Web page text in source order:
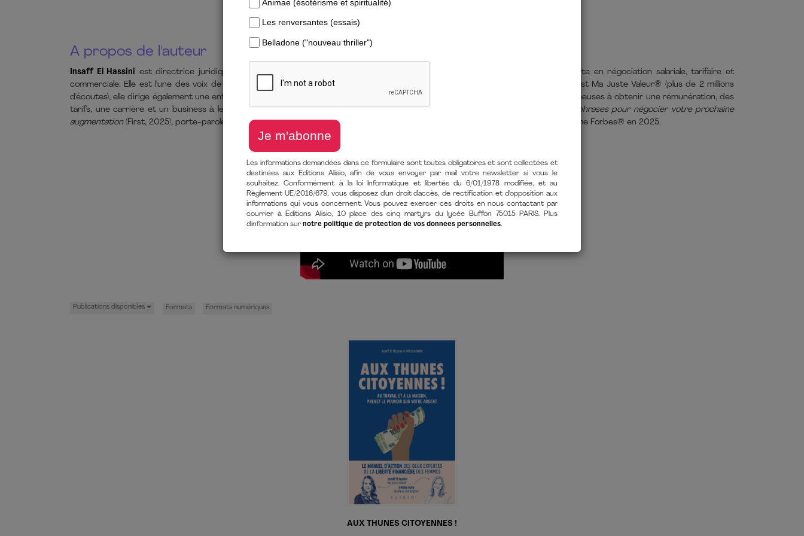
INSAFF EL HASSINI
A propos de l'auteur
Insaff El Hassini est directrice juridique au sein d'une banque internationale d'investissement, conférencière, autrice et experte en négociation salariale, tarifaire et
commerciale. Elle est l'une des voix de référence sur les femmes, l'argent et la juste rémunération au travail. Créatrice du podcast Ma Juste Valeur® (plus de 2 millions
d'écoutes), elle dirige également une entreprise de coaching et de formation du même nom, qui accompagne salariées et entrepreneuses à obtenir une rémunération, des
tarifs, une carrière et un business à leur juste valeur. Elle est aussi l’autrice de
50 phrases pour négocier votre prochaine
augmentation (First, 2025), porte-parole du mouvement pour l'égalité salariale Les Glorieuses® depuis 2021, et a été désignée Femme Forbes® en 2025.
Publications disponibles Formats Formats numériques
AUX THUNES CITOYENNES !
Les informations demandées dans ce formulaire sont toutes obligatoires et sont collectées et
destinées aux Éditions Alisio, afin de vous envoyer par mail votre newsletter si vous le
souhaitez. Conformément à la loi Informatique et libertés du 6/01/1978 modifiée, et au
Règlement UE/2016/679, vous disposez d'un droit d'accès, de rectification et d'opposition aux
informations qui vous concernent. Vous pouvez exercer ces droits en nous contactant par
courrier à Éditions Alisio, 10 place des cinq martyrs du lycée Buffon 75015 PARIS. Plus
d'information sur notre politique de protection de vos données personnelles.